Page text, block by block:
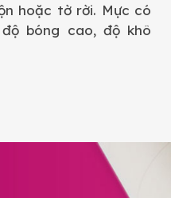
hoặc tờ rời. Mực có
bóng cao, độ khô